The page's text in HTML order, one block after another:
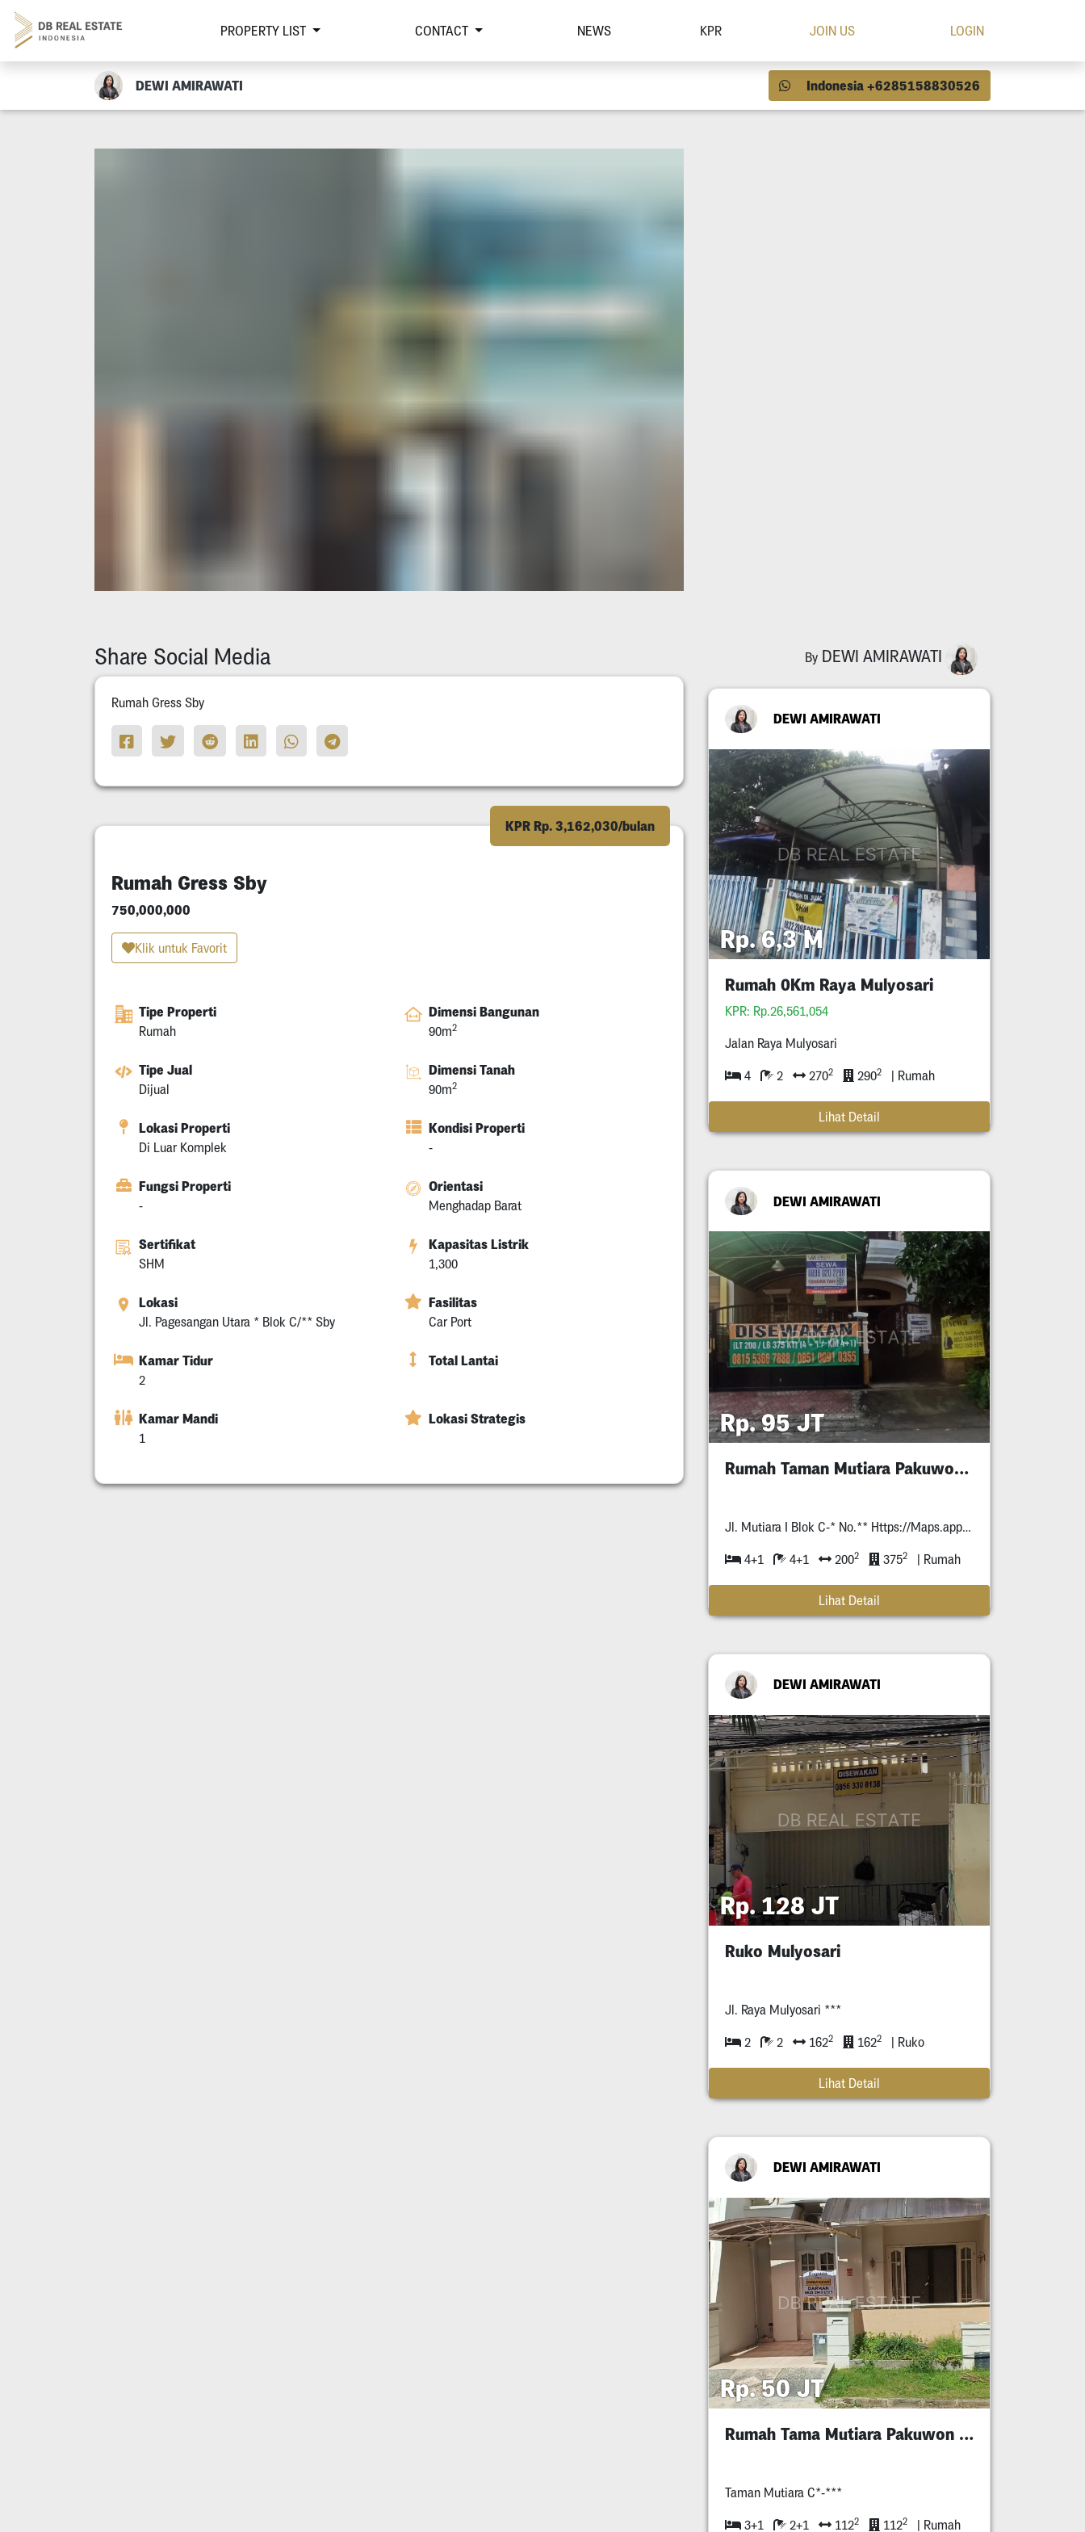
PROPERTY LIST CONTACT NEWS KPR JOIN US LOGIN
DEWI AMIRAWATI Indonesia +6285158830526
Share Social Media
Rumah Gress Sby
KPR Rp. 3,162,030/bulan
Rumah Gress Sby
750,000,000
Klik untuk Favorit
Tipe Properti
Rumah
Dimensi Bangunan
90m2
Tipe Jual
Dijual
Dimensi Tanah
90m2
Lokasi Properti
Di Luar Komplek
Kondisi Properti
-
Fungsi Properti
-
Orientasi
Menghadap Barat
Sertifikat
SHM
Kapasitas Listrik
1,300
Lokasi
Jl. Pagesangan Utara * Blok C/** Sby
Fasilitas
Car Port
Kamar Tidur
2
Total Lantai
Kamar Mandi
1
Lokasi Strategis
By DEWI AMIRAWATI
DEWI AMIRAWATI
Rp. 6,3 M
Rumah 0Km Raya Mulyosari
KPR: Rp.26,561,054
Jalan Raya Mulyosari
4 2 2702 2902 | Rumah
Lihat Detail
DEWI AMIRAWATI
Rp. 95 JT
Rumah Taman Mutiara Pakuwon City
4+1 4+1 2002 3752 | Rumah
Lihat Detail
DEWI AMIRAWATI
Rp. 128 JT
Ruko Mulyosari
Jl. Raya Mulyosari ***
2 2 1622 1622 | Ruko
Lihat Detail
DEWI AMIRAWATI
Rp. 50 JT
Rumah Tama Mutiara Pakuwon City
Taman Mutiara C*-***
3+1 2+1 1122 1122 | Rumah